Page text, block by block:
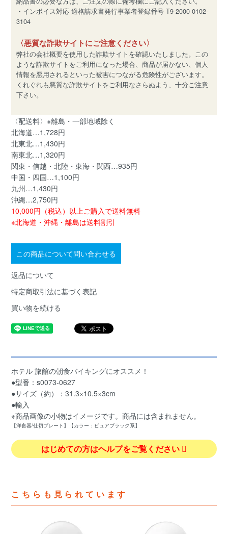
・インボイス対応 適格請求書発行事業者登録番号 T9-2000-0102-
3104
〈悪質な詐欺サイトにご注意ください〉
弊社の会社概要を使用した詐欺サイトを確認いたしました。この
ような詐欺サイトをご利用になった場合、商品が届かない、個人
情報を悪用されるといった被害につながる危険性がございます。
くれぐれも悪質な詐欺サイトをご利用なさらぬよう、十分ご注意
下さい。
〈配送料〉※離島・一部地域除く
北海道…1,728円
北東北…1,430円
南東北…1,320円
関東・信越・北陸・東海・関西…935円
中国・四国…1,100円
九州…1,430円
沖縄…2,750円
10,000円（税込）以上ご購入で送料無料
※北海道・沖縄・離島は送料割引
この商品について問い合わせる
返品について
特定商取引法に基づく表記
買い物を続ける
ホテル 旅館の朝食バイキングにオススメ！
●型番：s0073-0627
●サイズ（約）：31.3×10.5×3cm
●輸入
※商品画像の小物はイメージです。商品には含まれません。
【洋食器/仕切プレート】【カラー：ピュアブラック系】
はじめての方はヘルプをご覧ください
こちらも見られています